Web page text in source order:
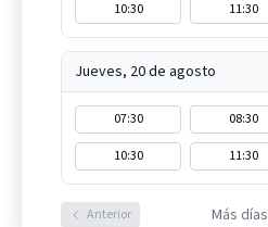
10:30 11:30
Jueves, 20 de agosto
07:30 08:30
10:30
11:30
Anterior Más días